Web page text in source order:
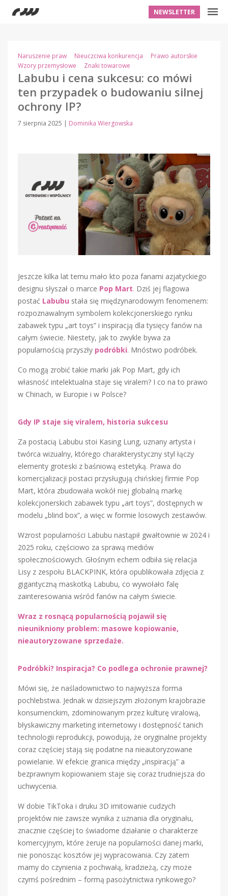
NEWSLETTER
Naruszenie praw Nieuczciwa konkurencja
Prawo autorskie
Wzory przemysłowe
Znaki towarowe
Labubu i cena sukcesu: co mówi
ten przypadek o budowaniu silnej
ochrony IP?
7 sierpnia 2025 | Dominika Wiergowska
Jeszcze kilka lat temu mało kto poza fanami azjatyckiego
designu słyszał o marce Pop Mart. Dziś jej flagowa
postać Labubu stała się międzynarodowym fenomenem:
rozpoznawalnym symbolem kolekcjonerskiego rynku
zabawek typu „art toys” i inspiracją dla tysięcy fanów na
całym świecie. Niestety, jak to zwykle bywa za
popularnością przyszły podróbki. Mnóstwo podróbek.
Co mogą zrobić takie marki jak Pop Mart, gdy ich
własność intelektualna staje się viralem? I co na to prawo
w Chinach, w Europie i w Polsce?
Gdy IP staje się viralem, historia sukcesu
Za postacią Labubu stoi Kasing Lung, uznany artysta i
twórca wizualny, którego charakterystyczny styl łączy
elementy groteski z baśniową estetyką. Prawa do
komercjalizacji postaci przysługują chińskiej firmie Pop
Mart, która zbudowała wokół niej globalną markę
kolekcjonerskich zabawek typu „art toys”, dostępnych w
modelu „blind box”, a więc w formie losowych zestawów.
Wzrost popularności Labubu nastąpił gwałtownie w 2024 i
2025 roku, częściowo za sprawą mediów
społecznościowych. Głośnym echem odbiła się relacja
Lisy z zespołu BLACKPINK, która opublikowała zdjęcia z
gigantyczną maskotką Labubu, co wywołało falę
zainteresowania wśród fanów na całym świecie.
Wraz z rosnącą popularnością pojawił się
nieunikniony problem: masowe kopiowanie,
nieautoryzowane sprzedaże.
Podróbki? Inspiracja? Co podlega ochronie prawnej?
Mówi się, że naśladownictwo to najwyższa forma
pochlebstwa. Jednak w dzisiejszym złożonym krajobrazie
konsumenckim, zdominowanym przez kulturę viralową,
błyskawiczny marketing internetowy i dostępność tanich
technologii reprodukcji, powodują, że oryginalne projekty
coraz częściej stają się podatne na nieautoryzowane
powielanie. W efekcie granica między „inspiracją” a
bezprawnym kopiowaniem staje się coraz trudniejsza do
uchwycenia.
W dobie TikToka i druku 3D imitowanie cudzych
projektów nie zawsze wynika z uznania dla oryginału,
znacznie częściej to świadome działanie o charakterze
komercyjnym, które żeruje na popularności danej marki,
nie ponosząc kosztów jej wypracowania. Czy zatem
mamy do czynienia z pochwałą, kradzieżą, czy może
czymś pośrednim – formą pasożytnictwa rynkowego?